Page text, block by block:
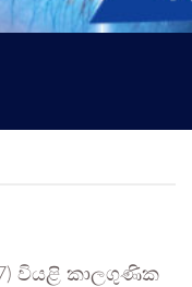
වියළි කාලගුණික